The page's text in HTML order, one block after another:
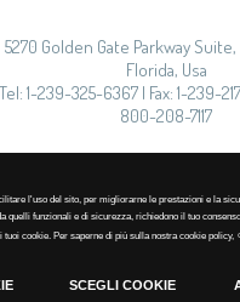
l'uso del sito, per migliorarne le prestazioni e la
quelli funzionali e di sicurezza, richiedono il tuo
cookie. Per saperne di più sulla nostra cookie policy,
SCEGLI COOKIE
5270 Golden Gate Parkway Suite,
Florida, Usa
Tel: 1-239-325-6367 | Fax: 1-239-
800-208-7117
Privacy|Cookie Policy|